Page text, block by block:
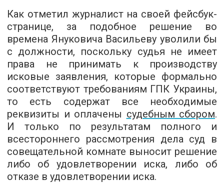
Как отметил журналист на своей фейсбук-
странице, за подобное решение во
времена Януковича Васильеву уволили бы
с должности, поскольку судья не имеет
права не принимать к производству
исковые заявления, которые формально
соответствуют требованиям ГПК Украины,
то есть содержат все необходимые
реквизиты и оплачены судебным сбором.
И только по результатам полного и
всестороннего рассмотрения дела суд в
совещательной комнате выносит решение
либо об удовлетворении иска, либо об
отказе в удовлетворении иска.